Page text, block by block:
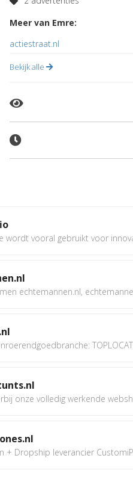
Meer van Emre:
actiestraat.nl
Bekijk alle
wordt vooral gebruikt voor
echtemannen.nl,
onze volledig werkende
+ Dropship leverancier